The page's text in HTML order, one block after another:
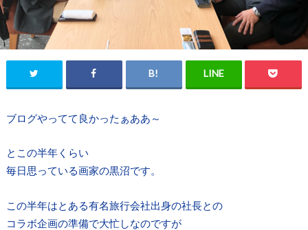
ブログやってて良かったぁああ～
とこの半年くらい
毎日思っている画家の黒沼です。
この半年はとある有名旅行会社出身の社長との
コラボ企画の準備で大忙しなのですが